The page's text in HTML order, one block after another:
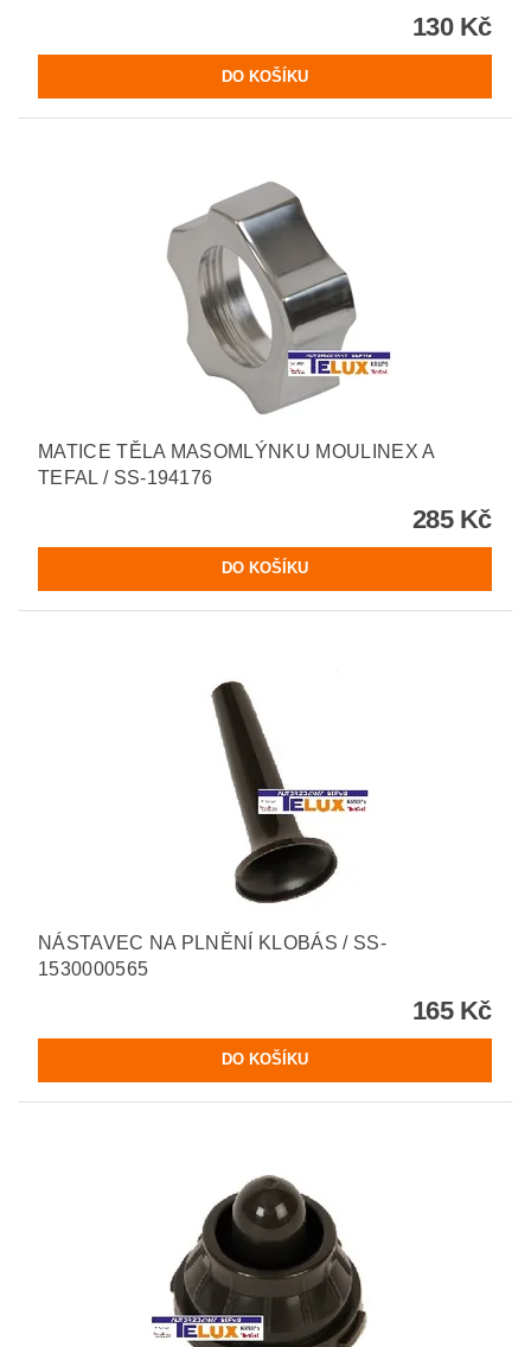
130 Kč
MATICE TĚLA MASOMLÝNKU MOULINEX A
TEFAL / SS-194176
285 Kč
NÁSTAVEC NA PLNĚNÍ KLOBÁS / SS-
1530000565
165 Kč